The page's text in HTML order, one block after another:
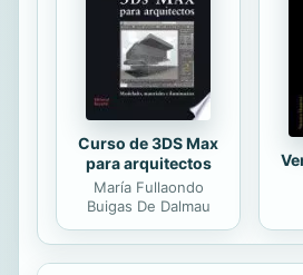
Curso de 3DS Max
para arquitectos
María Fullaondo
Buigas De Dalmau